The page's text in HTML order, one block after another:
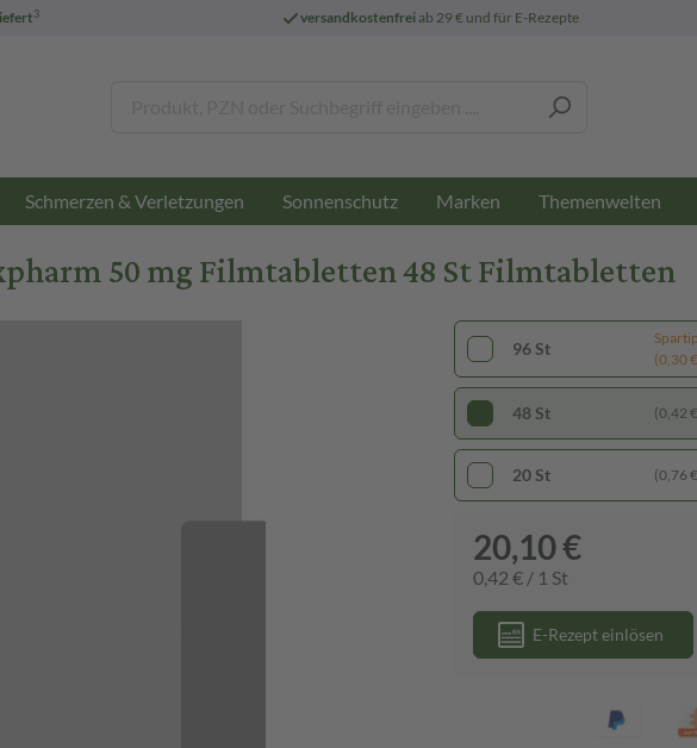
3 versandkostenfreiab 29 € und für E-Rezepte
Schmerzen & Verletzungen Sonnenschutz Marken Themenwelten
50 mg Filmtabletten 48 St Filmtabletten
96 St
(0,30
48 St (0,42
20 St (0,76
20,10 €
0,42 € / 1 St
E-Rezept einlösen